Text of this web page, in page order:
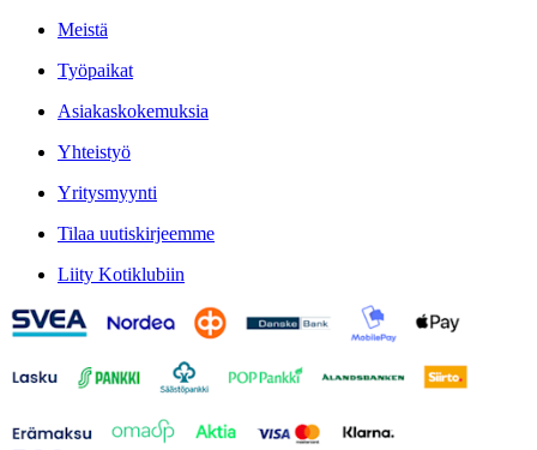
Meistä
Työpaikat
Asiakaskokemuksia
Yhteistyö
Yritysmyynti
Tilaa uutiskirjeemme
Liity Kotiklubiin